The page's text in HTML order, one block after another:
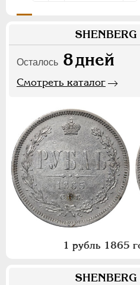
Осталось 8дней
Смотреть каталог
1 рубль 1865